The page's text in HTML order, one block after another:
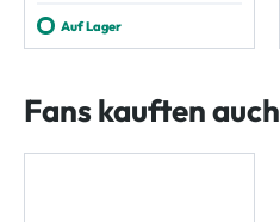
Auf Lager
Fans kauften auch